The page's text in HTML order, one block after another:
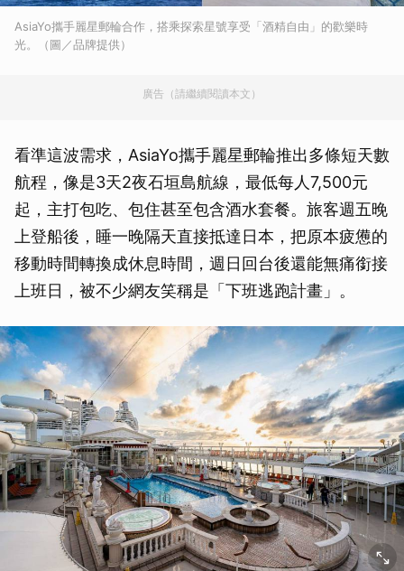
AsiaYo攜手麗星郵輪合作，搭乘探索星號享受「酒精自由」的歡樂時
光。（圖／品牌提供）
廣告（請繼續閱讀本文）
看準這波需求，AsiaYo攜手麗星郵輪推出多條短天數
航程，像是3天2夜石垣島航線，最低每人7,500元
起，主打包吃、包住甚至包含酒水套餐。旅客週五晚
上登船後，睡一晚隔天直接抵達日本，把原本疲憊的
移動時間轉換成休息時間，週日回台後還能無痛銜接
上班日，被不少網友笑稱是「下班逃跑計畫」。